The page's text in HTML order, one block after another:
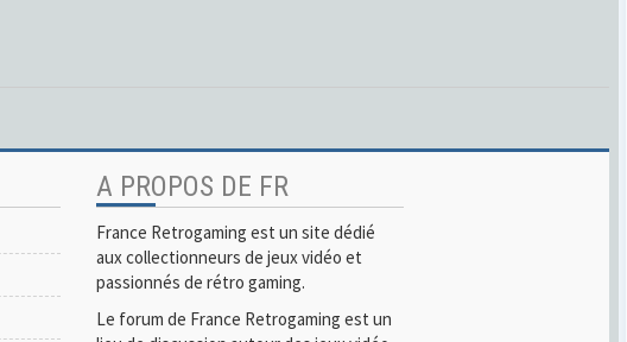
A PROPOS DE FR
France Retrogaming est un site dédié
aux collectionneurs de jeux vidéo et
passionnés de rétro gaming.
Le forum de France Retrogaming est un